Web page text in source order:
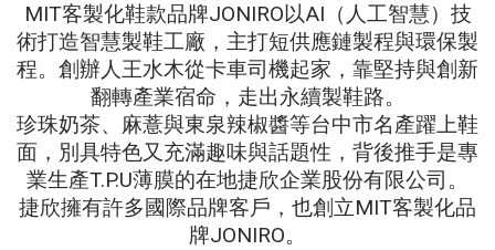
MIT客製化鞋款品牌JONIRO以AI（人工智慧）技
術打造智慧製鞋工廠，主打短供應鏈製程與環保製
程。創辦人王水木從卡車司機起家，靠堅持與創新
翻轉產業宿命，走出永續製鞋路。
珍珠奶茶、麻薏與東泉辣椒醬等台中市名產躍上鞋
面，別具特色又充滿趣味與話題性，背後推手是專
業生產T.P.U薄膜的在地捷欣企業股份有限公司。
捷欣擁有許多國際品牌客戶，也創立MIT客製化品
牌JONIRO。